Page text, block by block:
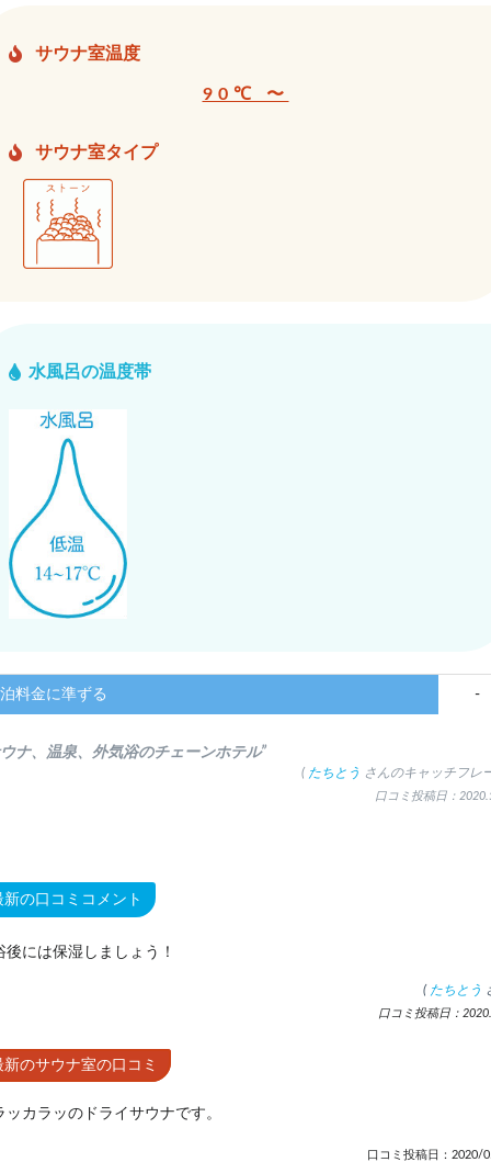
サウナ室温度
90℃ 〜
サウナ室タイプ
水風呂の温度帯
料金に準ずる -
ナ、温泉、外気浴のチェーンホテル”
( たちとう さんのキャッチフレ
口コミ投稿日：
新の口コミコメント
後には保湿しましょう！
( たちとう
口コミ投稿日：
新のサウナ室の口コミ
ッカラッのドライサウナです。
口コミ投稿日：2020/